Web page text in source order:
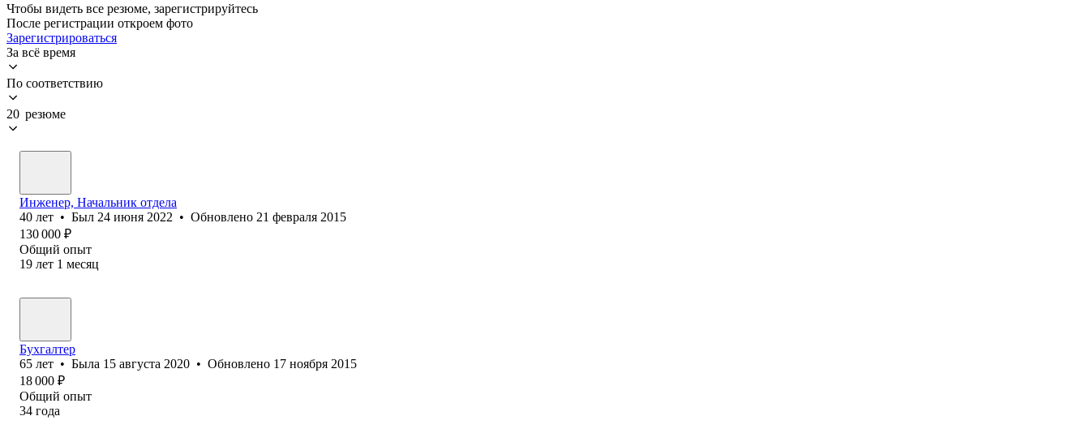
Чтобы видеть все резюме, зарегистрируйтесь
После регистрации откроем фото
Зарегистрироваться
За всё время
По соответствию
20 резюме
Инженер, Начальник отдела
40 лет • Был 24 июня 2022 • Обновлено 21 февраля 2015
130 000 ₽
Общий опыт
19 лет 1 месяц
Бухгалтер
65 лет • Была 15 августа 2020 • Обновлено 17 ноября 2015
18 000 ₽
Общий опыт
34 года